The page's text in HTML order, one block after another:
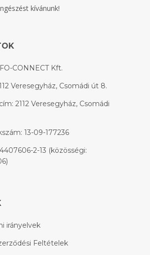
kívánunk!
CONNECT Kft.
Veresegyház, Csomádi út 8.
2112 Veresegyház, Csomádi
13-09-177236
2-13 (közösségi:
irányelvek
Feltételek